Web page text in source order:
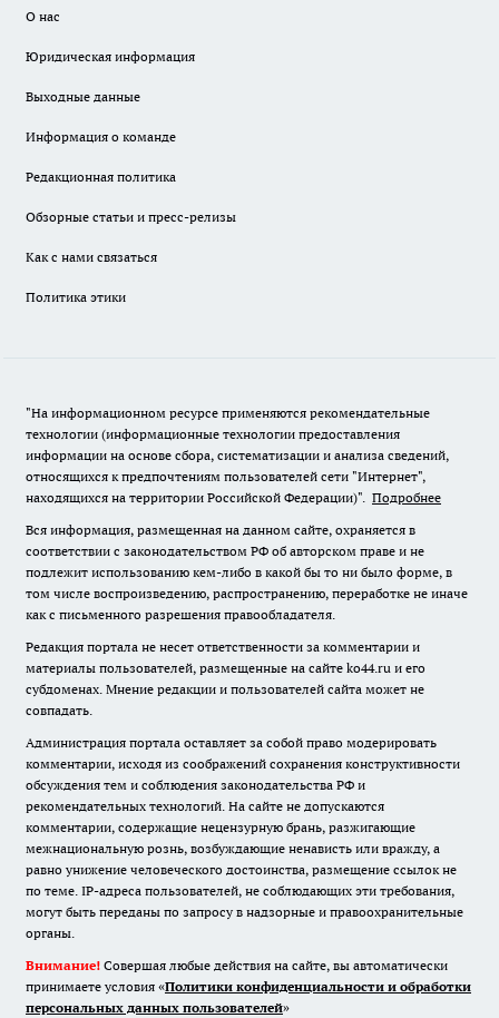
О нас
Юридическая информация
Выходные данные
Информация о команде
Редакционная политика
Обзорные статьи и пресс-релизы
Как с нами связаться
Политика этики
"На информационном ресурсе применяются рекомендательные
технологии (информационные технологии предоставления
информации на основе сбора, систематизации и анализа сведений,
относящихся к предпочтениям пользователей сети "Интернет",
находящихся на территории Российской Федерации)". Подробнее
Вся информация, размещенная на данном сайте, охраняется в
соответствии с законодательством РФ об авторском праве и не
подлежит использованию кем-либо в какой бы то ни было форме, в
том числе воспроизведению, распространению, переработке не иначе
как с письменного разрешения правообладателя.
Редакция портала не несет ответственности за комментарии и
материалы пользователей, размещенные на сайте ko44.ru и его
субдоменах. Мнение редакции и пользователей сайта может не
совпадать.
Администрация портала оставляет за собой право модерировать
комментарии, исходя из соображений сохранения конструктивности
обсуждения тем и соблюдения законодательства РФ и
рекомендательных технологий. На сайте не допускаются
комментарии, содержащие нецензурную брань, разжигающие
межнациональную рознь, возбуждающие ненависть или вражду, а
равно унижение человеческого достоинства, размещение ссылок не
по теме. IP-адреса пользователей, не соблюдающих эти требования,
могут быть переданы по запросу в надзорные и правоохранительные
органы.
Внимание! Совершая любые действия на сайте, вы автоматически
принимаете условия «Политики конфиденциальности и обработки
персональных данных пользователей»